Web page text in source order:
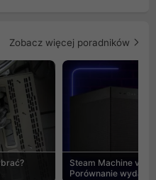
Zobacz więcej poradników
Steam Machine vs
Porównanie